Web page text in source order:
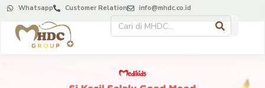
Whatsapp Customer Relation info@mhdc.co.id